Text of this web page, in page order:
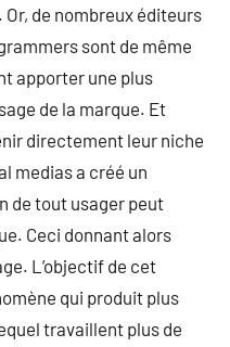
de nombreux éditeurs
sont de même
apporter une plus
de la marque. Et
directement leur niche
medias a créé un
de tout usager peut
Ceci donnant alors
L’objectif de cet
qui produit plus
travaillent plus de